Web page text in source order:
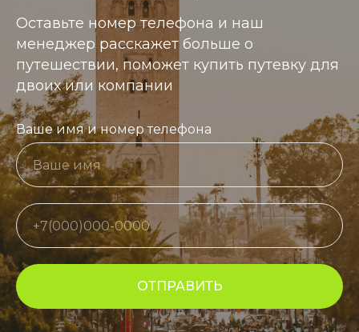
Информация размещенная на сайте носит
Оставьте номер телефона и наш
менеджер расскажет больше о
путешествии, поможет купить путевку для
двоих или компании
Ваше имя и номер телефона
ОТПРАВИТЬ